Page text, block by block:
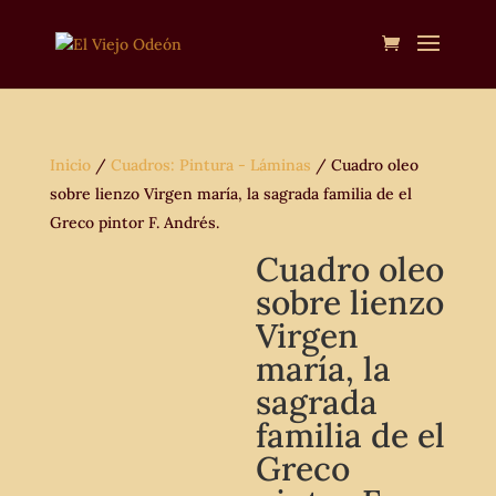
Inicio/ Cuadros: Pintura - Láminas / Cuadro oleo
sobre lienzo Virgen maría, la sagrada familia de el
Greco pintor F. Andrés.
Cuadro oleo
sobre lienzo
Virgen
maría, la
sagrada
familia de el
Greco